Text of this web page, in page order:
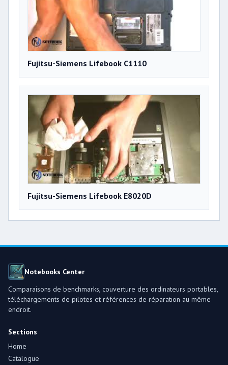
Fujitsu-Siemens Lifebook C1110
Fujitsu-Siemens Lifebook E8020D
Notebooks Center
Comparaisons de benchmarks, couverture des ordinateurs portables,
téléchargements de pilotes et références de réparation au même
endroit.
Sections
Home
Catalogue